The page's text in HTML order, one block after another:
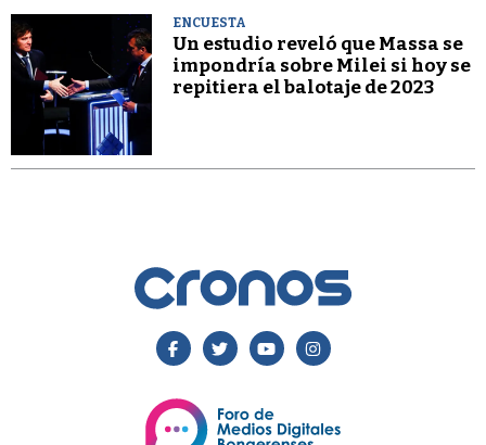
ENCUESTA
Un estudio reveló que Massa se
impondría sobre Milei si hoy se
repitiera el balotaje de 2023